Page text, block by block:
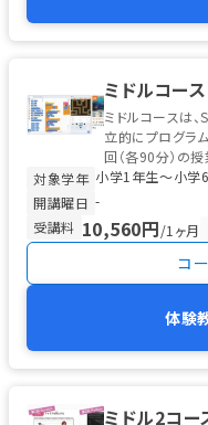
ミドルコース
ミドルコースは
立的にプログラ
回（各90分）の
目に応用改造・...
対象学年 小学1年生〜小学
開講曜日 -
受講料 10,560円/1ヶ月
コ
体験
ミドル2コー